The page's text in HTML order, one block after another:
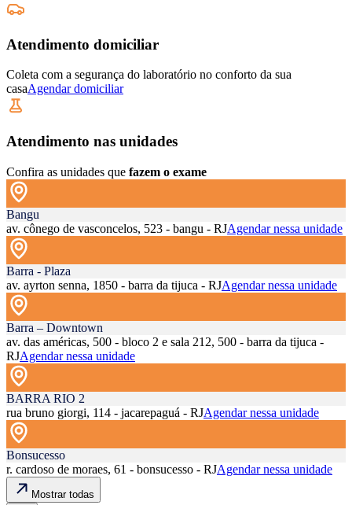
Atendimento domiciliar
Coleta com a segurança do laboratório no conforto da sua
casaAgendar domiciliar
Atendimento nas unidades
Confira as unidades que fazem o exame
Bangu
av. cônego de vasconcelos, 523 - bangu - RJAgendar nessa unidade
Barra - Plaza
av. ayrton senna, 1850 - barra da tijuca - RJAgendar nessa unidade
Barra – Downtown
av. das américas, 500 - bloco 2 e sala 212, 500 - barra da tijuca -
RJAgendar nessa unidade
BARRA RIO 2
rua bruno giorgi, 114 - jacarepaguá - RJAgendar nessa unidade
Bonsucesso
r. cardoso de moraes, 61 - bonsucesso - RJAgendar nessa unidade
Mostrar todas